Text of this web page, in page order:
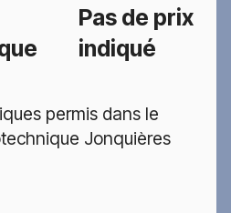
Pas de prix
indiqué
permis dans le
Jonquières